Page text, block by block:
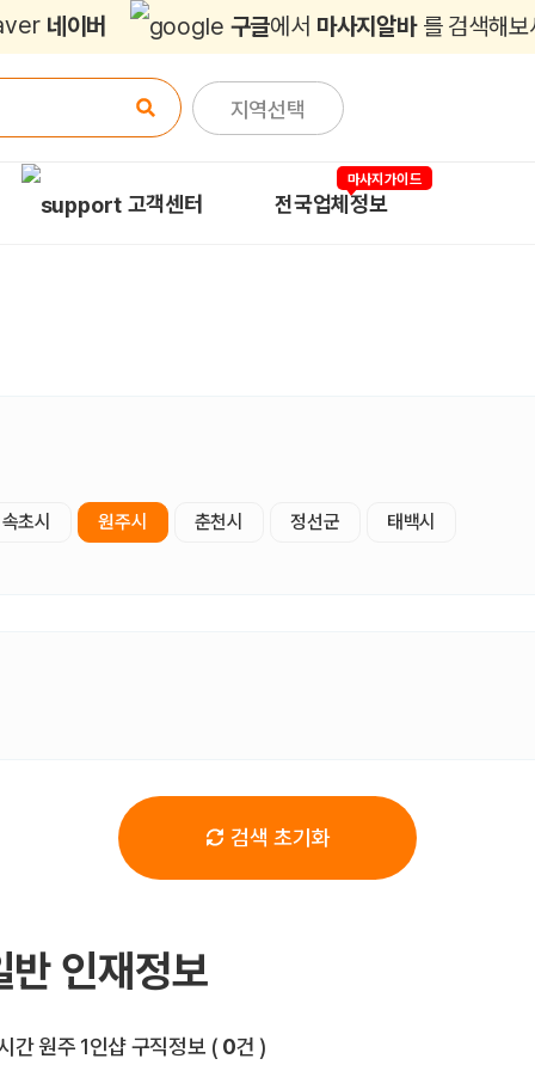
네이버 구글에서 마사지알바 를 검색해보
지역선택
고객센터 전국업체정보
마사지가이드
속초시 원주시 춘천시 정선군 태백시
검색 초기화
반 인재정보
간 원주 1인샵 구직정보 전체 목록
( 0건 )